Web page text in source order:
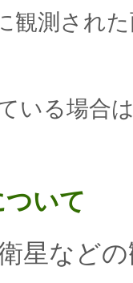
観測され
いる場合
いて
星など